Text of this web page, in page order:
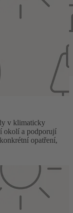
v klimaticky
okolí a podporují
opatření,